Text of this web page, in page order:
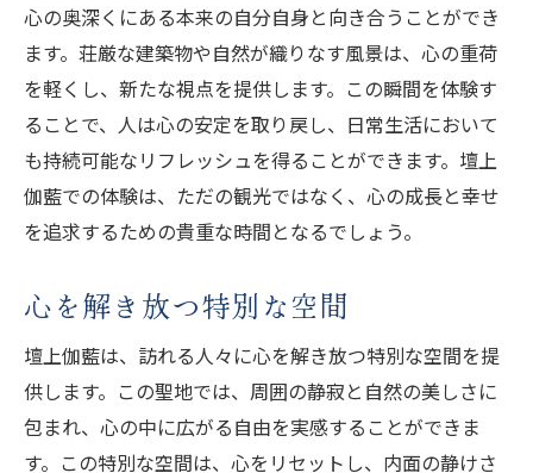
心の奥深くにある本来の自分自身と向き合うことができ
ます。荘厳な建築物や自然が織りなす風景は、心の重荷
を軽くし、新たな視点を提供します。この瞬間を体験す
ることで、人は心の安定を取り戻し、日常生活において
も持続可能なリフレッシュを得ることができます。壇上
伽藍での体験は、ただの観光ではなく、心の成長と幸せ
を追求するための貴重な時間となるでしょう。
心を解き放つ特別な空間
壇上伽藍は、訪れる人々に心を解き放つ特別な空間を提
供します。この聖地では、周囲の静寂と自然の美しさに
包まれ、心の中に広がる自由を実感することができま
す。この特別な空間は、心をリセットし、内面の静けさ